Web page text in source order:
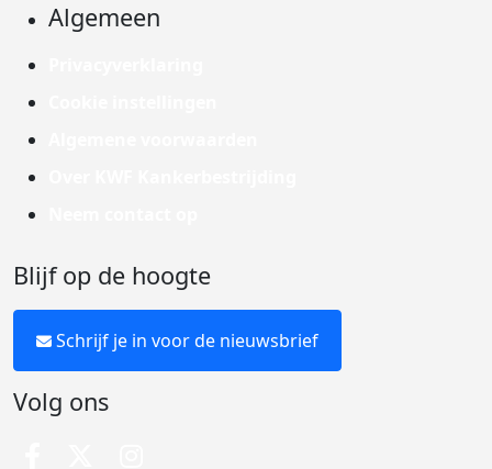
Algemeen
Blijf op de hoogte
Schrijf je in voor de nieuwsbrief
Volg ons